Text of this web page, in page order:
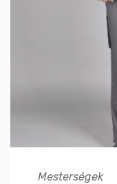
Mesterségek